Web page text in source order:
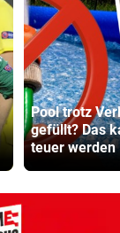
Pool trotz
gefüllt? Das
teuer werden